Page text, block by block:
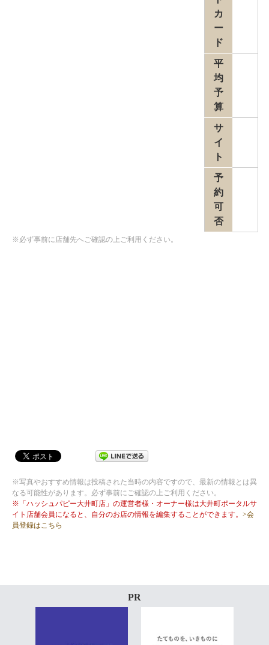
カ
ー
ド
平
均
予
算
サ
イ
ト
予
約
可
否
※必ず事前に店舗先へご確認の上ご利用ください。
※写真やおすすめ情報は投稿された当時の内容ですので、最新の情報とは異
なる可能性があります。必ず事前にご確認の上ご利用ください。
※「ハッシュパピー大井町店」の運営者様・オーナー様は大井町ポータルサ
イト店舗会員になると、自分のお店の情報を編集することができます。 >会
員登録はこちら
PR